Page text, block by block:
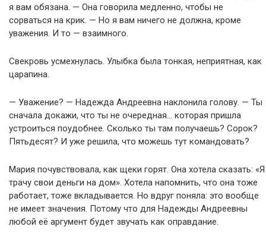
я вам обязана. — Она говорила медленно, чтобы не
сорваться на крик. — Но я вам ничего не должна, кроме
уважения. И то — взаимного.
Свекровь усмехнулась. Улыбка была тонкая, неприятная, как
царапина.
— Уважение? — Надежда Андреевна наклонила голову. — Ты
сначала докажи, что ты не очередная… которая пришла
устроиться поудобнее. Сколько ты там получаешь? Сорок?
Пятьдесят? И уже решила, что можешь тут командовать?
Мария почувствовала, как щеки горят. Она хотела сказать: «Я
трачу свои деньги на дом». Хотела напомнить, что она тоже
работает, тоже вкладывается. Но вдруг поняла: это вообще
не имеет значения. Потому что для Надежды Андреевны
любой её аргумент будет звучать как оправдание.